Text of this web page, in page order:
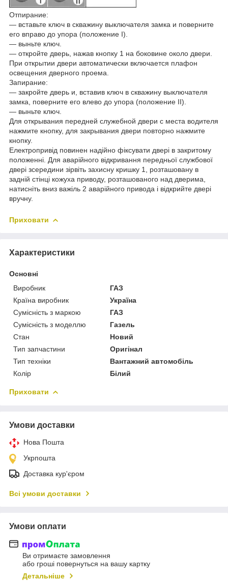
Отпирание:
― вставьте ключ в скважину выключателя замка и поверните
его вправо до упора (положение I).
― выньте ключ.
― откройте дверь, нажав кнопку 1 на боковине около двери.
При открытии двери автоматически включается плафон
освещения дверного проема.
Запирание:
― закройте дверь и, вставив ключ в скважину выключателя
замка, поверните его влево до упора (положение II).
― выньте ключ.
Для открывания передней служебной двери с места водителя
нажмите кнопку, для закрывания двери повторно нажмите
кнопку.
Електропривід повинен надійно фіксувати двері в закритому
положенні. Для аварійного відкривання передньої службової
двері зсередини зірвіть захисну кришку 1, розташовану в
задній стінці кожуха приводу, розташованого над дверима,
натисніть вниз важіль 2 аварійного привода і відкрийте двері
вручну.
Приховати
Характеристики
Основні
Виробник
ГАЗ
Країна виробник
Україна
Сумісність з маркою
ГАЗ
Сумісність з моделлю
Газель
Стан
Новий
Тип запчастини
Оригінал
Тип техніки
Вантажний автомобіль
Колір
Білий
Приховати
Умови доставки
Нова Пошта
Укрпошта
Доставка кур'єром
Всі умови доставки
Умови оплати
Ви отримаєте замовлення
або гроші повернуться на вашу картку
Детальніше